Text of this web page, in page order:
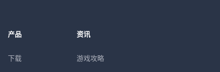
产品
下载
资讯
游戏攻略